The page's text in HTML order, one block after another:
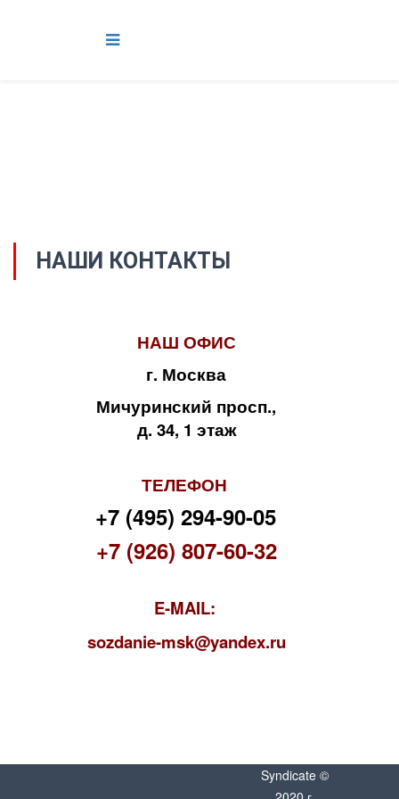
НАШИ КОНТАКТЫ
НАШ ОФИС
г. Москва
Мичуринский просп.,
д. 34, 1 этаж
ТЕЛЕФОН
+7 (495) 294-90-05
+7 (926) 807-60-32
E-MAIL:
sozdanie-msk@yandex.ru
Syndicate ©